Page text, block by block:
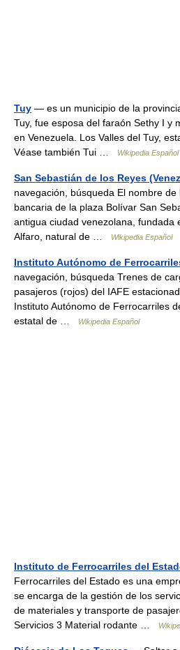
Tuy — es un municipio de la
Tuy, fue esposa del faraón Sethy I y
en Venezuela. Los Valles del Tuy,
Véase también Tui …
Wikipedia Español
San Sebastián de los Reyes
navegación, búsqueda El nombre
bancaria de la plaza Bolívar San
antigua ciudad venezolana, fundada
Alfaro, natural de …
Wikipedia Español
Instituto Autónomo de
navegación, búsqueda Trenes de
pasajeros (rojos) del IAFE
Instituto Autónomo de Ferrocarriles
estatal de …
Wikipedia Español
Instituto de Ferrocarriles del
Ferrocarriles del Estado es una
se encarga de la gestión de los
de materiales y transporte de
Servicios 3 Material rodante …